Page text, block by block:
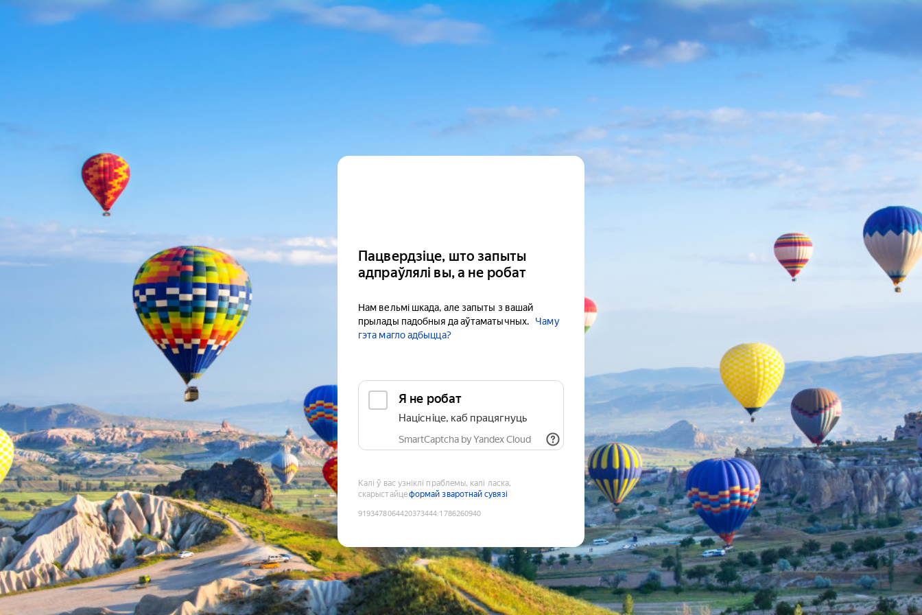
Пацвердзіце, што запыты
адпраўлялі вы, а не робат
Нам вельмі шкада, але запыты з вашай
прылады падобныя да аўтаматычных.
Чаму
гэта магло адбыцца?
Я не робат
Націсніце, каб працягнуць
SmartCaptcha by Yandex Cloud
Калі ў вас узніклі праблемы, калі ласка,
скарыстайцеформай зваротнай сувязі
9193478064420373444:1786260940